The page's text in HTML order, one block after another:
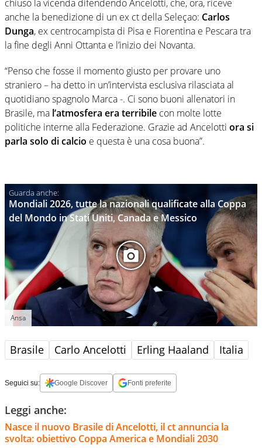
chiuso la vicenda difendendo Ancelotti, che, ora, riceve
anche la benedizione di un ex ct della Seleçao: Carlos
Dunga, ex centrocampista di Pisa e Fiorentina e Pescara tra
la fine degli Anni Ottanta e l’inizio dei Novanta.
“Penso che fosse il momento giusto per provare uno
straniero – ha detto in un’intervista esclusiva rilasciata al
quotidiano spagnolo Marca -. Ci sono buoni allenatori in
Brasile, ma l’atmosfera era terribile con molte lotte
politiche interne alla Federazione. Grazie ad Ancelotti ora si
parla solo di calcio e questa è una cosa buona”.
Mondiali 2026, tutte la nazionali qualificate alla Coppa
del Mondo in Stati Uniti, Canada e Messico
Ansa
Brasile Carlo Ancelotti Erling Haaland Italia
Seguici su: Google Discover Fonti preferite
Leggi anche:
Nasce il nuovo Brasile di Ancelotti, il ct annuncia la
svolta: obiettivo Coppa America e Mondiali 2030